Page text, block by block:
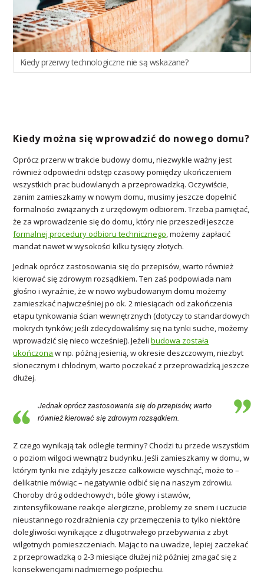
Kiedy przerwy technologiczne nie są wskazane?
Kiedy można się wprowadzić do nowego domu?
Oprócz przerw w trakcie budowy domu, niezwykle ważny jest
również odpowiedni odstęp czasowy pomiędzy ukończeniem
wszystkich prac budowlanych a przeprowadzką. Oczywiście,
zanim zamieszkamy w nowym domu, musimy jeszcze dopełnić
formalności związanych z urzędowym odbiorem. Trzeba pamiętać,
że za wprowadzenie się do domu, który nie przeszedł jeszcze
formalnej procedury odbioru technicznego, możemy zapłacić
mandat nawet w wysokości kilku tysięcy złotych.
Jednak oprócz zastosowania się do przepisów, warto również
kierować się zdrowym rozsądkiem. Ten zaś podpowiada nam
głośno i wyraźnie, że w nowo wybudowanym domu możemy
zamieszkać najwcześniej po ok. 2 miesiącach od zakończenia
etapu tynkowania ścian wewnętrznych (dotyczy to standardowych
mokrych tynków; jeśli zdecydowaliśmy się na tynki suche, możemy
wprowadzić się nieco wcześniej). Jeżelibudowa została
ukończona w np. późną jesienią, w okresie deszczowym, niezbyt
słonecznym i chłodnym, warto poczekać z przeprowadzką jeszcze
dłużej.
Jednak oprócz zastosowania się do przepisów, warto
również kierować się zdrowym rozsądkiem.
Z czego wynikają tak odległe terminy? Chodzi tu przede wszystkim
o poziom wilgoci wewnątrz budynku. Jeśli zamieszkamy w domu, w
którym tynki nie zdążyły jeszcze całkowicie wyschnąć, może to –
delikatnie mówiąc – negatywnie odbić się na naszym zdrowiu.
Choroby dróg oddechowych, bóle głowy i stawów,
zintensyfikowane reakcje alergiczne, problemy ze snem i uczucie
nieustannego rozdrażnienia czy przemęczenia to tylko niektóre
dolegliwości wynikające z długotrwałego przebywania z zbyt
wilgotnych pomieszczeniach. Mając to na uwadze, lepiej zaczekać
z przeprowadzką o 2-3 miesiące dłużej niż później zmagać się z
konsekwencjami nadmiernego pośpiechu.